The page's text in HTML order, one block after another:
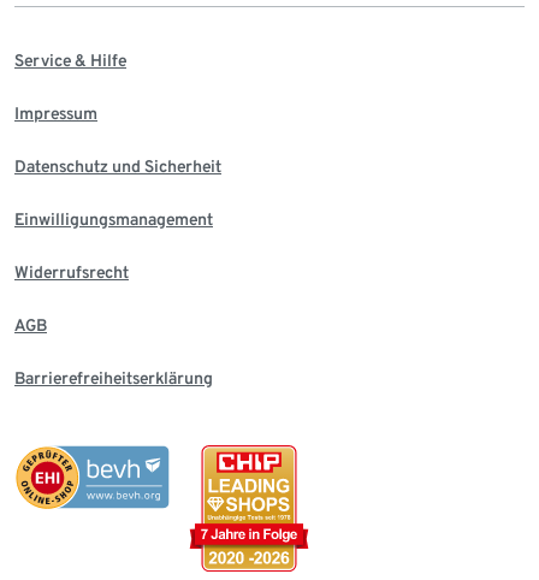
Service & Hilfe
Impressum
Datenschutz und Sicherheit
Einwilligungsmanagement
Widerrufsrecht
AGB
Barrierefreiheitserklärung